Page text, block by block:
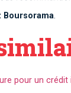
.
pour un crédit